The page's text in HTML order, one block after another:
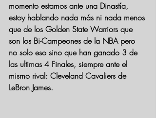
momento estamos ante una Dinastía,
estoy hablando nada más ni nada menos
que de los Golden State Warriors que
son los Bi-Campeones de la NBA pero
no solo eso sino que han ganado 3 de
las ultimas 4 Finales, siempre ante el
mismo rival: Cleveland Cavaliers de
LeBron James.